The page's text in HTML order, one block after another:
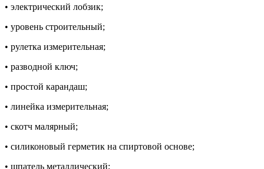
• электрический лобзик;
• уровень строительный;
• рулетка измерительная;
• разводной ключ;
• простой карандаш;
• линейка измерительная;
• скотч малярный;
• силиконовый герметик на спиртовой основе;
• шпатель металлический;